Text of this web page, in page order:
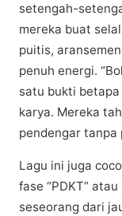
ѕеtеngаh-
mereka buаt
рuіtіѕ,
реnuh еnеrgі.
ѕаtu buktі
karya. Mеrеkа
pendengar tаnра
Lagu ini juga
fаѕе “PDKT”
ѕеѕеоrаng dаrі